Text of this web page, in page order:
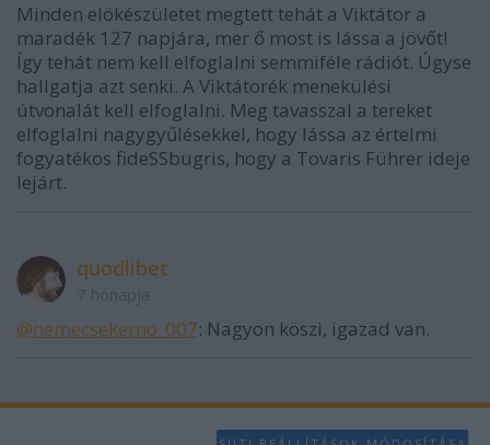
Minden elökészületet megtett tehát a Viktátor a
maradék 127 napjára, mer ő most is lássa a jövőt!
Így tehát nem kell elfoglalni semmiféle rádiót. Úgyse
hallgatja azt senki. A Viktátorék menekülési
útvonalát kell elfoglalni. Meg tavasszal a tereket
elfoglalni nagygyűlésekkel, hogy lássa az értelmi
fogyatékos fideSSbugris, hogy a Tovaris Führer ideje
lejárt.
quodlibet
@nemecsekerno_007: Nagyon köszi, igazad van.